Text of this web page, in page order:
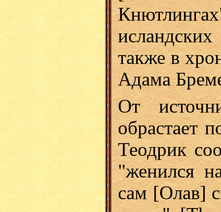
также в
Адама
От
обрастает
Теодрик
"женился
сам [Олав]